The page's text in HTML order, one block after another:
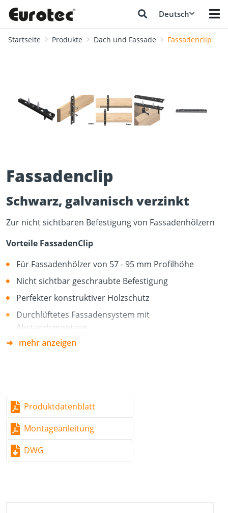
Deutsch
Startseite Produkte Dach und Fassade Fassadenclip
Fassadenclip
Schwarz, galvanisch verzinkt
Zur nicht sichtbaren Befestigung von Fassadenhölzern
Vorteile FassadenClip
Für Fassadenhölzer von 57 - 95 mm Profilhöhe
Nicht sichtbar geschraubte Befestigung
Perfekter konstruktiver Holzschutz
Durchlüftetes Fassadensystem mit
Abstandsmontage
Die bewitterte Oberfläche des Fassadenholzes bleibt
1) FassadenClip auf Rückseite mit Anschlag auflegen
und Montageschrauben setzen
2) Vorgang auf jedem weiteren Fassadenholz versetzt
wiederholen
3) Fassadenholz an Konterlatte mit Fixierschraube
mehr anzeigen
Produktdatenblatt
Montageanleitung
DWG